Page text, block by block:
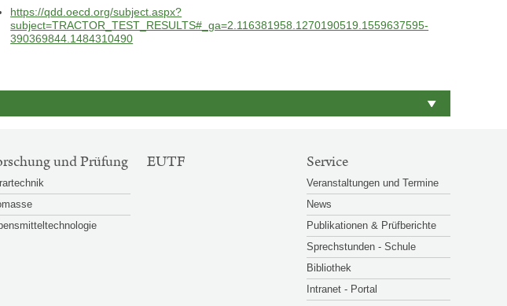
https://qdd.oecd.org/subject.aspx?
subject=TRACTOR_TEST_RESULTS#_ga=2.116381958.1270190519.1559637595-
390369844.1484310490
und Prüfung EUTF Service
Veranstaltungen und Termine
News
Publikationen & Prüfberichte
Sprechstunden - Schule
Bibliothek
Intranet - Portal